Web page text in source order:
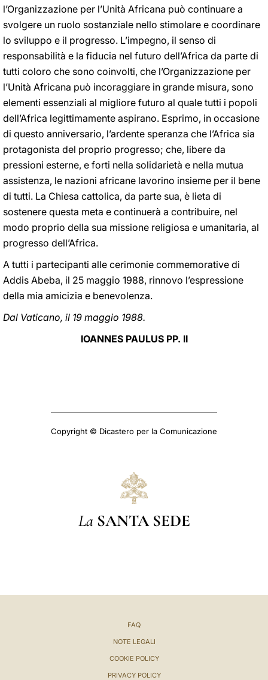
l’Organizzazione per l’Unità Africana può continuare a
svolgere un ruolo sostanziale nello stimolare e coordinare
lo sviluppo e il progresso. L’impegno, il senso di
responsabilità e la fiducia nel futuro dell’Africa da parte di
tutti coloro che sono coinvolti, che l’Organizzazione per
l’Unità Africana può incoraggiare in grande misura, sono
elementi essenziali al migliore futuro al quale tutti i popoli
dell’Africa legittimamente aspirano. Esprimo, in occasione
di questo anniversario, l’ardente speranza che l’Africa sia
protagonista del proprio progresso; che, libere da
pressioni esterne, e forti nella solidarietà e nella mutua
assistenza, le nazioni africane lavorino insieme per il bene
di tutti. La Chiesa cattolica, da parte sua, è lieta di
sostenere questa meta e continuerà a contribuire, nel
modo proprio della sua missione religiosa e umanitaria, al
progresso dell’Africa.
A tutti i partecipanti alle cerimonie commemorative di
Addis Abeba, il 25 maggio 1988, rinnovo l’espressione
della mia amicizia e benevolenza.
Dal Vaticano, il 19 maggio 1988.
IOANNES PAULUS PP. II
Copyright © Dicastero per la Comunicazione
La SANTA SEDE
FAQ
NOTE LEGALI
COOKIE POLICY
PRIVACY POLICY